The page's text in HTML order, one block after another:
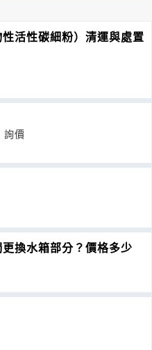
活性碳細粉）清運與處置
詢價
換水箱部分？價格多少